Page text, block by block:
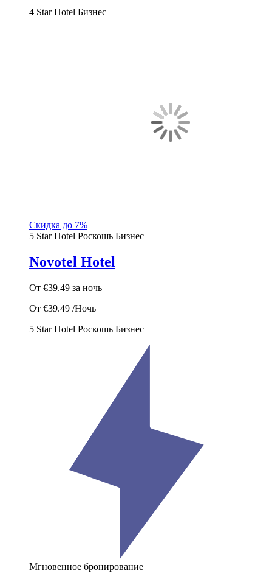
4 Star Hotel Бизнес
Скидка до 7%
5 Star Hotel Роскошь Бизнес
Novotel Hotel
От €39.49 за ночь
От €39.49 /Ночь
5 Star Hotel Роскошь Бизнес
Мгновенное бронирование